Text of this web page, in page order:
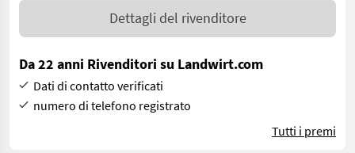
Dettagli del rivenditore
Da 22 anni Rivenditori su Landwirt.com
Dati di contatto verificati
numero di telefono registrato
Tutti i premi